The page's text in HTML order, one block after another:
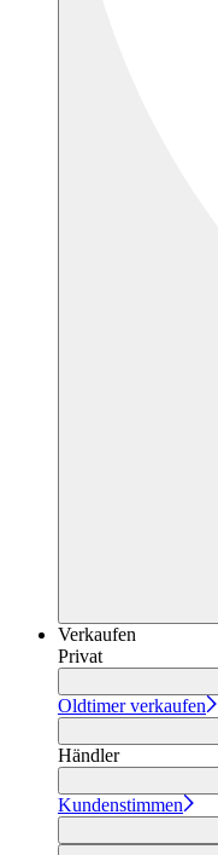
Verkaufen
Privat
Oldtimer verkaufen
Händler
Kundenstimmen